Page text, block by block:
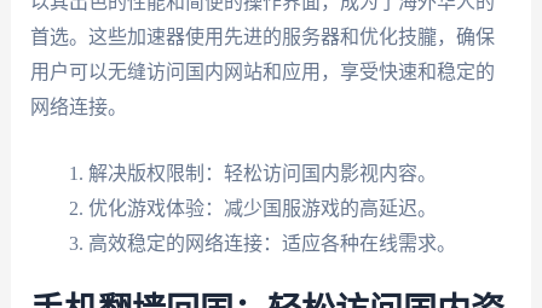
首选。这些加速器使用先进的服务器和优化技朧，确保
用户可以无缝访问国内网站和应用，享受快速和稳定的
网络连接。
解决版权限制：轻松访问国内影视内容。
优化游戏体验：减少国服游戏的高延迟。
高效稳定的网络连接：适应各种在线需求。